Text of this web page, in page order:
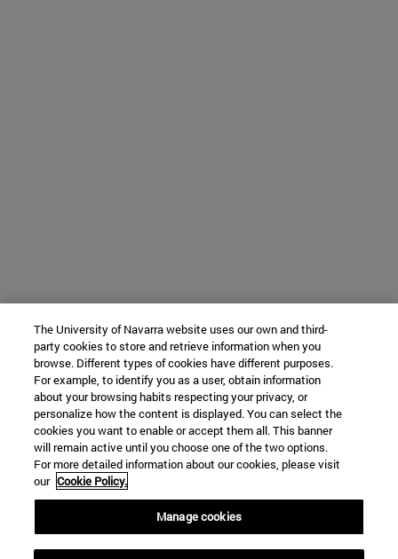
The University of Navarra website uses our own and third-
party cookies to store and retrieve information when you
browse. Different types of cookies have different purposes.
For example, to identify you as a user, obtain information
about your browsing habits respecting your privacy, or
personalize how the content is displayed. You can select the
cookies you want to enable or accept them all. This banner
will remain active until you choose one of the two options.
For more detailed information about our cookies, please visit
our Cookie Policy.
Manage cookies